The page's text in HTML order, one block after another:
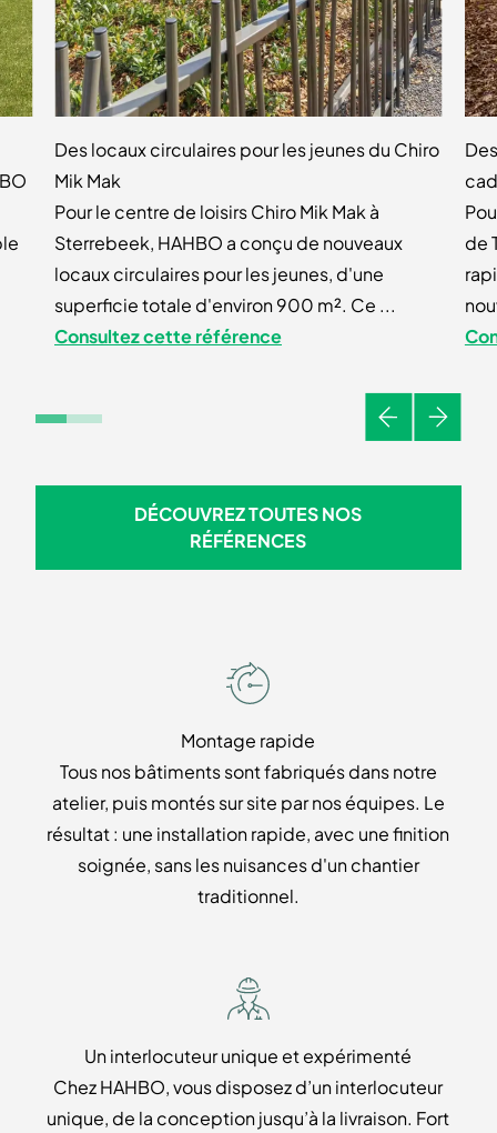
Des locaux circulaires pour les jeunes du Chiro
Mik Mak
Pour le centre de loisirs Chiro Mik Mak à
Sterrebeek, HAHBO a conçu de nouveaux
locaux circulaires pour les jeunes, d'une
superficie totale d'environ 900 m². Ce ...
Consultez cette référence
de
Précédent
Suivant
DÉCOUVREZ TOUTES NOS
DÉCOUVREZ TOUTES NOS
RÉFÉRENCES
Montage rapide
Tous nos bâtiments sont fabriqués dans notre
atelier, puis montés sur site par nos équipes. Le
résultat : une installation rapide, avec une finition
soignée, sans les nuisances d'un chantier
traditionnel.
Un interlocuteur unique et expérimenté
Chez HAHBO, vous disposez d’un interlocuteur
unique, de la conception jusqu’à la livraison. Fort